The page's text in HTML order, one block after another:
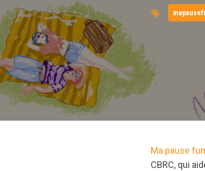
Ma pause
CBRC, qui